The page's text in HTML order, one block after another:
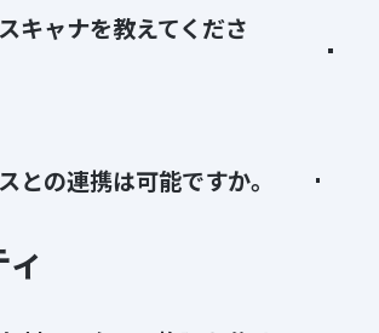
キャナを教えてくださ
との連携は可能ですか。